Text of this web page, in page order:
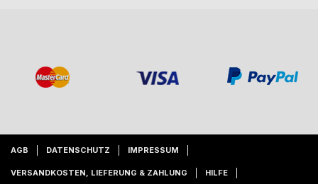
AGB DATENSCHUTZ IMPRESSUM
VERSANDKOSTEN, LIEFERUNG & ZAHLUNG HILFE